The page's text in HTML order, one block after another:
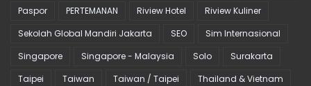
Paspor
PERTEMANAN Riview Hotel
Riview Kuliner
Sekolah Global Mandiri Jakarta
SEO
Sim Internasional
Singapore
Singapore - Malaysia Solo
Surakarta
Taipei
Taiwan Taiwan / Taipei
Thailand & Vietnam